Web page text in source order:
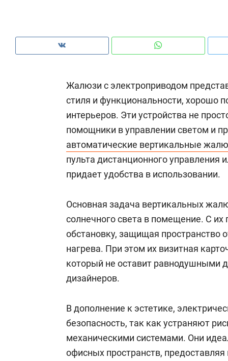
Жалюзи с электроприводом
стиля и функциональности, хорошо
интерьеров. Эти устройства не
помощники в управлении светом и
автоматические вертикальные
пульта дистанционного
придает удобства в использовании.
Основная задача вертикальных
солнечного света в помещение. С
обстановку, защищая пространство
нагрева. При этом их визитная
который не оставит равнодушными
дизайнеров.
В дополнение к эстетике,
безопасность, так как устраняют
механическими системами. Они
офисных пространств,
Как ГК «МИР ГРУПП» и ВТБ
создают оазис жилого
комфорта под Казанью
150 камер